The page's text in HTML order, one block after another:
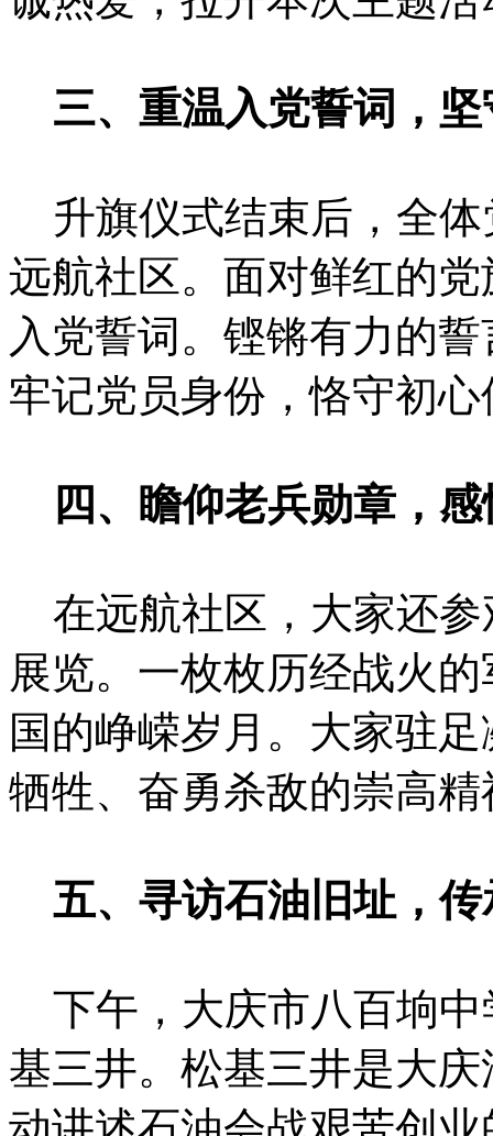
三、重温入党誓词，
升旗仪式结束后，全体
远航社区。面对鲜红的
入党誓词。铿锵有力的
牢记党员身份，恪守初心
四、瞻仰老兵勋章，
在远航社区，大家还参
展览。一枚枚历经战火
国的峥嵘岁月。大家驻
牺牲、奋勇杀敌的崇高精
五、寻访石油旧址，
下午，大庆市八百垧中
基三井。松基三井是大